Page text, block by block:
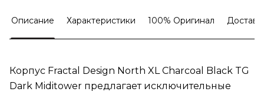
Описание Характеристики 100% Оригинал
Корпус Fractal Design North XL Charcoal Black TG
Dark Miditower предлагает исключительные